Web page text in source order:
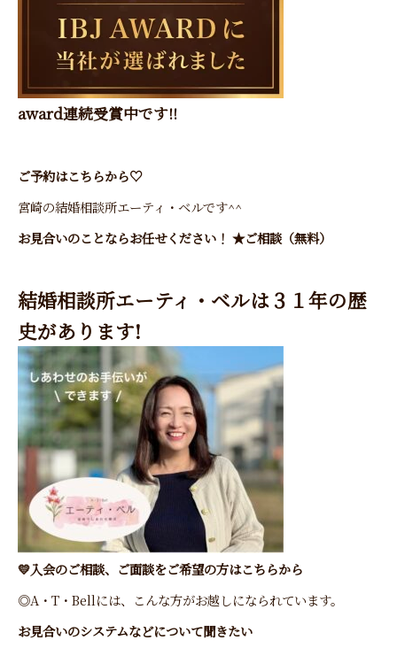
award連続受賞中です!!
ご予約はこちらから♡
宮崎の結婚相談所エーティ・ベルです^^
お見合いのことならお任せください！ ★ご相談（無料）
結婚相談所エーティ・ベルは３１年の歴
史があります!
💛入会のご相談、ご面談をご希望の方はこちらから
◎A・T・Bellには、こんな方がお越しになられています。
お見合いのシステムなどについて聞きたい